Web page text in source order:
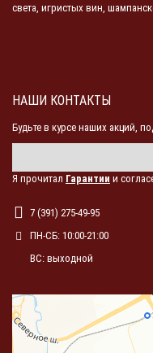
света, игристых вин,
НАШИ КОНТАКТЫ
Будьте в курсе наших акций,
Я прочитал Гарантии и
7 (391) 275-49-95
ПН-СБ: 10:00-21:00
ВС: выходной